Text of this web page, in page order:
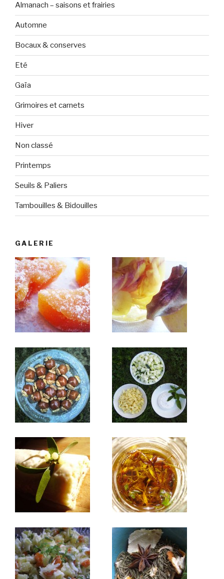
Almanach – saisons et frairies
Automne
Bocaux & conserves
Eté
Gaïa
Grimoires et carnets
Hiver
Non classé
Printemps
Seuils & Paliers
Tambouilles & Bidouilles
GALERIE